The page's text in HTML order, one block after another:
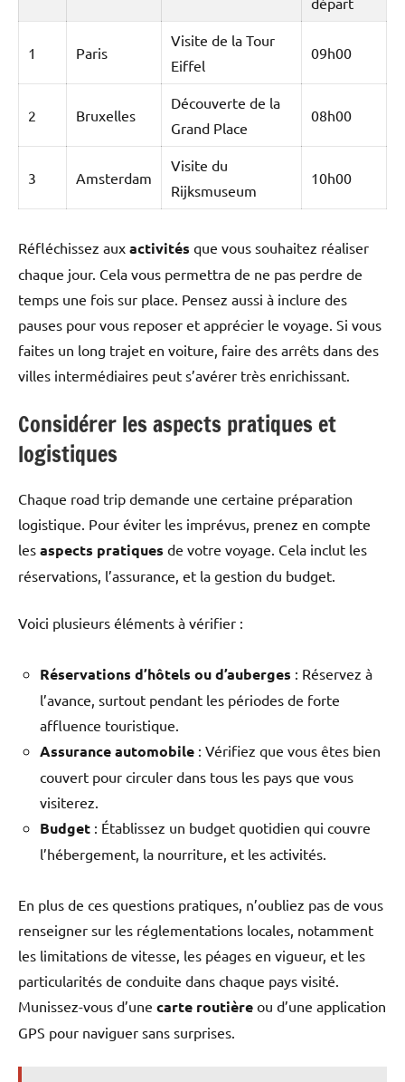
1 Paris
Visite de la Tour
Eiffel
09h00
2 Bruxelles
Découverte de la
Grand Place
08h00
3 Amsterdam
Visite du
Rijksmuseum
10h00
Réfléchissez aux activités que vous souhaitez réaliser
chaque jour. Cela vous permettra de ne pas perdre de
temps une fois sur place. Pensez aussi à inclure des
pauses pour vous reposer et apprécier le voyage. Si vous
faites un long trajet en voiture, faire des arrêts dans des
villes intermédiaires peut s’avérer très enrichissant.
Considérer les aspects pratiques et
logistiques
Chaque road trip demande une certaine préparation
logistique. Pour éviter les imprévus, prenez en compte
les aspects pratiques de votre voyage. Cela inclut les
réservations, l’assurance, et la gestion du budget.
Voici plusieurs éléments à vérifier :
Réservations d’hôtels ou d’auberges : Réservez à
l’avance, surtout pendant les périodes de forte
affluence touristique.
Assurance automobile : Vérifiez que vous êtes bien
couvert pour circuler dans tous les pays que vous
visiterez.
Budget : Établissez un budget quotidien qui couvre
l’hébergement, la nourriture, et les activités.
En plus de ces questions pratiques, n’oubliez pas de vous
renseigner sur les réglementations locales, notamment
les limitations de vitesse, les péages en vigueur, et les
particularités de conduite dans chaque pays visité.
Munissez-vous d’une carte routière ou d’une application
GPS pour naviguer sans surprises.